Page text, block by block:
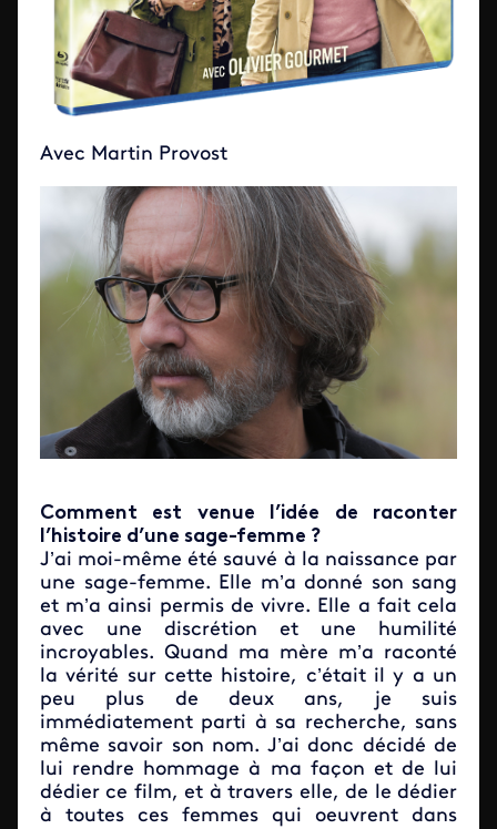
Avec Martin Provost
Comment est venue l’idée de raconter
l’histoire d’une sage-femme ?
J’ai moi-même été sauvé à la naissance par
une sage-femme. Elle m’a donné son sang
et m’a ainsi permis de vivre. Elle a fait cela
avec une discrétion et une humilité
incroyables. Quand ma mère m’a raconté
la vérité sur cette histoire, c’était il y a un
peu plus de deux ans, je suis
immédiatement parti à sa recherche, sans
même savoir son nom. J’ai donc décidé de
lui rendre hommage à ma façon et de lui
dédier ce film, et à travers elle, de le dédier
à toutes ces femmes qui oeuvrent dans